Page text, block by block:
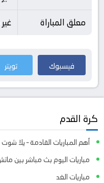
معلق المباراة
فيسبوك تويتر
كرة القدم
أهم المباريات القادمة – يلا شوت
مباريات اليوم بث مباشر بين
مباريات الغد